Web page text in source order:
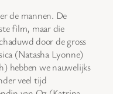
de mannen. De
film, maar die
door de gross
(Natasha Lyonne)
hebben we nauwelijks
veel tijd